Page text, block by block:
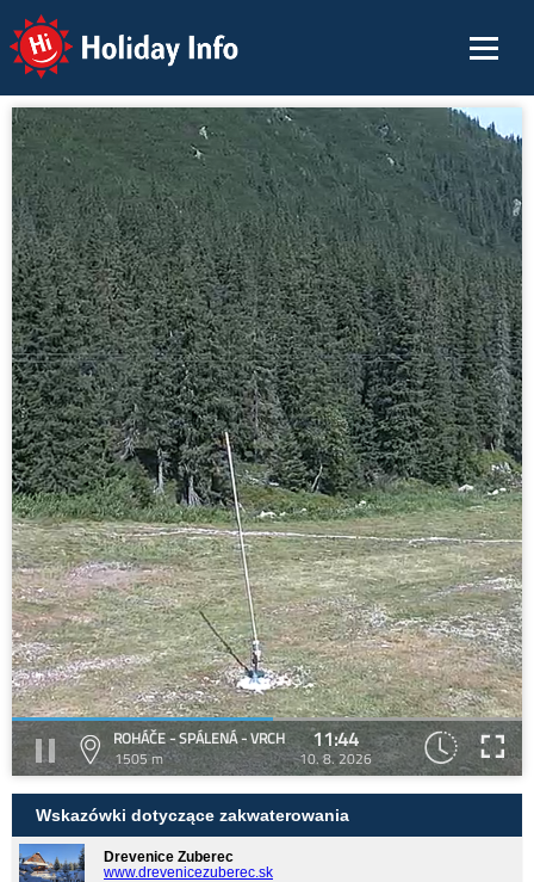
Holiday Info
ROHÁČE - SPÁLENÁ - VRCH
1505 m
11:44
10. 8. 2026
Wskazówki dotyczące zakwaterowania
Drevenice Zuberec
www.drevenicezuberec.sk